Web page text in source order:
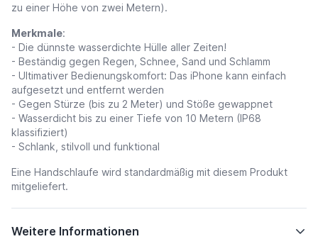
zu einer Höhe von zwei Metern).
Merkmale:
- Die dünnste wasserdichte Hülle aller Zeiten!
- Beständig gegen Regen, Schnee, Sand und Schlamm
- Ultimativer Bedienungskomfort: Das iPhone kann einfach
aufgesetzt und entfernt werden
- Gegen Stürze (bis zu 2 Meter) und Stöße gewappnet
- Wasserdicht bis zu einer Tiefe von 10 Metern (IP68
klassifiziert)
- Schlank, stilvoll und funktional
Eine Handschlaufe wird standardmäßig mit diesem Produkt
mitgeliefert.
Weitere Informationen